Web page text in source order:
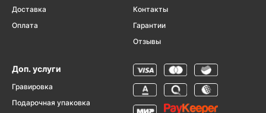
Доставка
Оплата
Контакты
Гарантии
Отзывы
Доп. услуги
Гравировка
Подарочная упаковка